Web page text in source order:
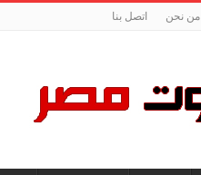
من نحن اتصل بنا